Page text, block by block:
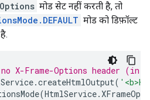
मोड सेट नहीं करती है, तो
मोड को डिफ़ॉल्ट
X-Frame-Options header (in
.createHtmlOutput(
(HtmlService.